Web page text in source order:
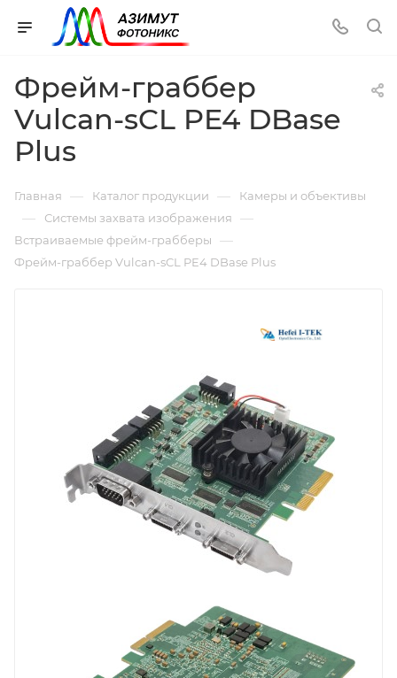
Фрейм-граббер
Vulcan-sCL PE4 DBase
Plus
Главная — Каталог продукции — Камеры и объективы
— Системы захвата изображения —
Встраиваемые фрейм-грабберы —
Фрейм-граббер Vulcan-sCL PE4 DBase Plus